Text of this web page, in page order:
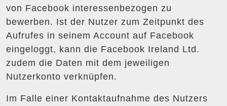
von Facebook interessenbezogen zu
bewerben. Ist der Nutzer zum Zeitpunkt des
Aufrufes in seinem Account auf Facebook
eingeloggt, kann die Facebook Ireland Ltd.
zudem die Daten mit dem jeweiligen
Nutzerkonto verknüpfen.
Im Falle einer Kontaktaufnahme des Nutzers